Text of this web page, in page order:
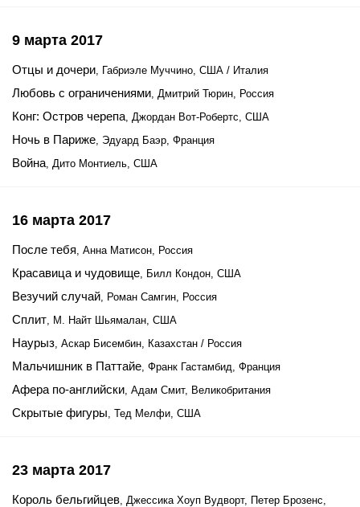
9 марта 2017
Отцы и дочери, Габриэле Муччино, США / Италия
Любовь с ограничениями, Дмитрий Тюрин, Россия
Конг: Остров черепа, Джордан Вот-Робертс, США
Ночь в Париже, Эдуард Баэр, Франция
Война, Дито Монтиель, США
16 марта 2017
После тебя, Анна Матисон, Россия
Красавица и чудовище, Билл Кондон, США
Везучий случай, Роман Самгин, Россия
Сплит, М. Найт Шьямалан, США
​Наурыз, Аскар Бисембин, Казахстан / Россия
Мальчишник в Паттайе, Франк Гастамбид, Франция
Афера по-английски, Адам Смит, Великобритания
Скрытые фигуры, Тед Мелфи, США
23 марта 2017
Король бельгийцев, Джессика Хоуп Вудворт, Петер Брозенс,